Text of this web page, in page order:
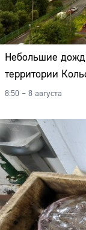
Небольшие
территории
8:50 – 8 августа